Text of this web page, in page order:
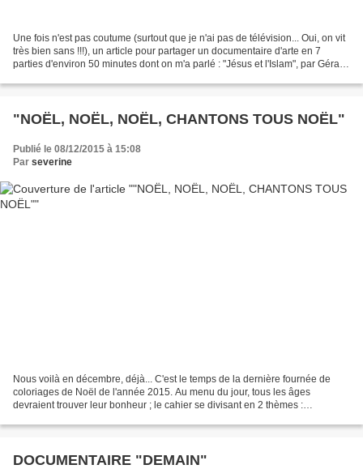
Une fois n'est pas coutume (surtout que je n'ai pas de télévision... Oui, on vit
très bien sans !!!), un article pour partager un documentaire d'arte en 7
parties d'environ 50 minutes dont on m'a parlé : "Jésus et l'Islam", par Gérard
"NOËL, NOËL, NOËL, CHANTONS TOUS NOËL"
Publié le 08/12/2015 à 15:08
Par severine
Nous voilà en décembre, déjà... C'est le temps de la dernière fournée de
coloriages de Noël de l'année 2015. Au menu du jour, tous les âges
devraient trouver leur bonheur ; le cahier se divisant en 2 thèmes :
DOCUMENTAIRE "DEMAIN"